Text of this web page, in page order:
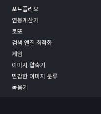
포트폴리오
연봉계산기
로또
검색 엔진 최적화
게임
이미지 압축기
민감한 이미지 분류
녹음기